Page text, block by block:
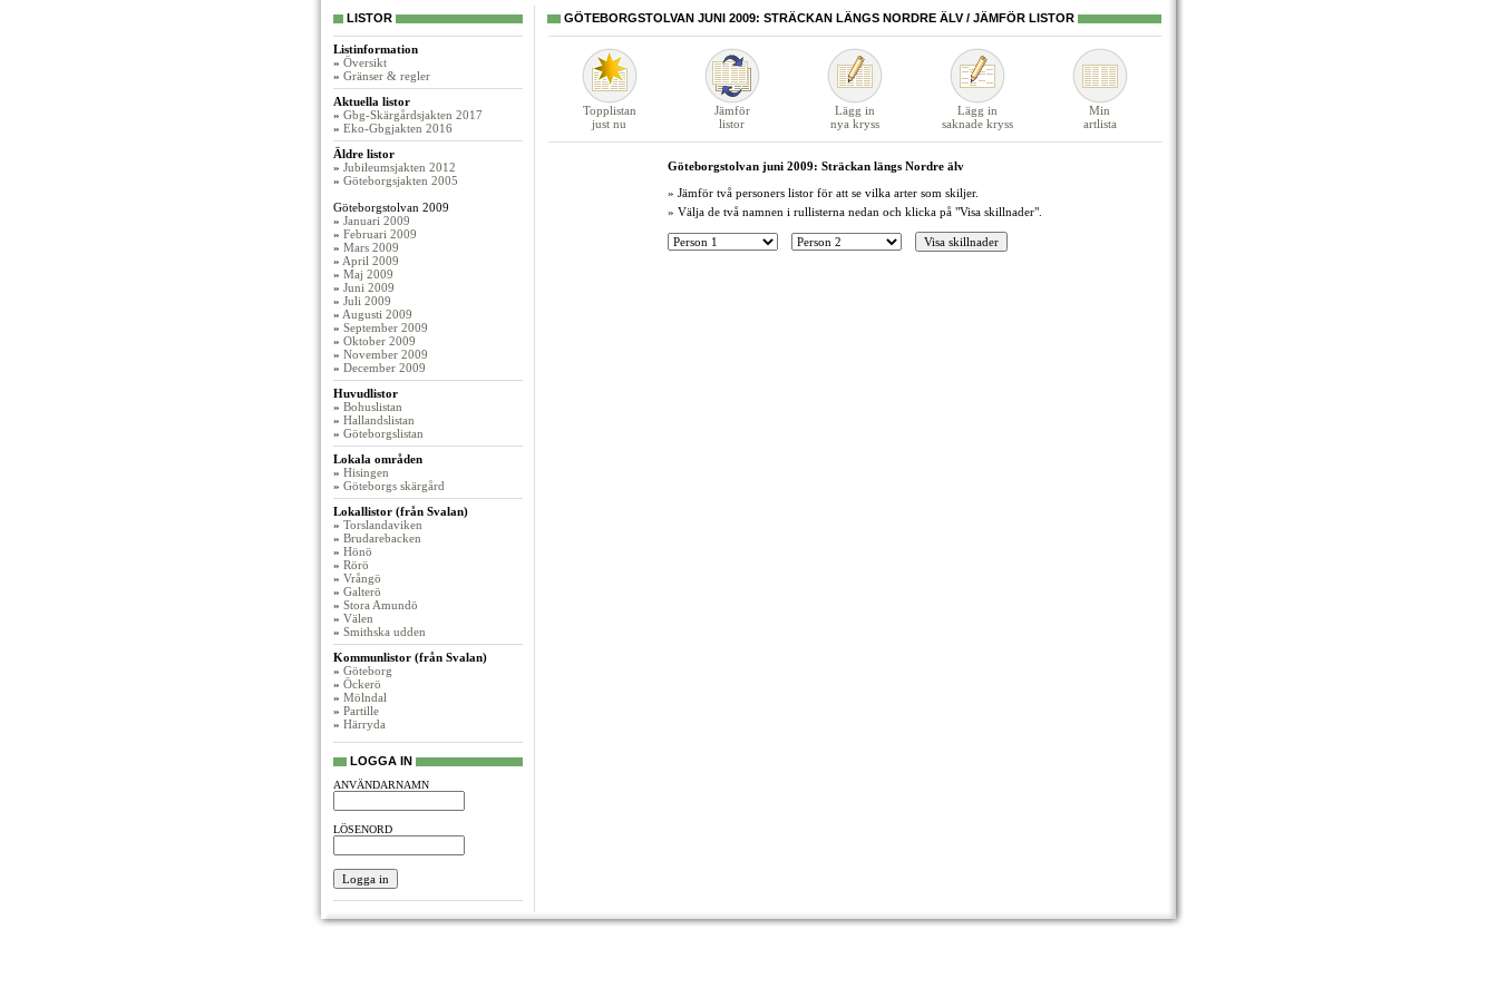
LISTOR
Listinformation
» Översikt
» Gränser & regler
Aktuella listor
» Gbg-Skärgårdsjakten 2017
» Eko-Gbgjakten 2016
Äldre listor
» Jubileumsjakten 2012
» Göteborgsjakten 2005
Göteborgstolvan 2009
» Januari 2009
» Februari 2009
» Mars 2009
» April 2009
» Maj 2009
» Juni 2009
» Juli 2009
» Augusti 2009
» September 2009
» Oktober 2009
» November 2009
» December 2009
Huvudlistor
» Bohuslistan
» Hallandslistan
» Göteborgslistan
Lokala områden
» Hisingen
» Göteborgs skärgård
Lokallistor (från Svalan)
» Torslandaviken
» Brudarebacken
» Hönö
» Rörö
» Vrångö
» Galterö
» Stora Amundö
» Välen
» Smithska udden
Kommunlistor (från Svalan)
» Göteborg
» Öckerö
» Mölndal
» Partille
» Härryda
LOGGA IN
ANVÄNDARNAMN
LÖSENORD
GÖTEBORGSTOLVAN JUNI 2009: STRÄCKAN LÄNGS NORDRE ÄLV / JÄMFÖR LISTOR
Topplistan
just nu
Jämför
listor
Lägg in
nya kryss
Lägg in
saknade kryss
Min
artlista
Göteborgstolvan juni 2009: Sträckan längs Nordre älv
» Jämför två personers listor för att se vilka arter som skiljer.
» Välja de två namnen i rullisterna nedan och klicka på "Visa skillnader".